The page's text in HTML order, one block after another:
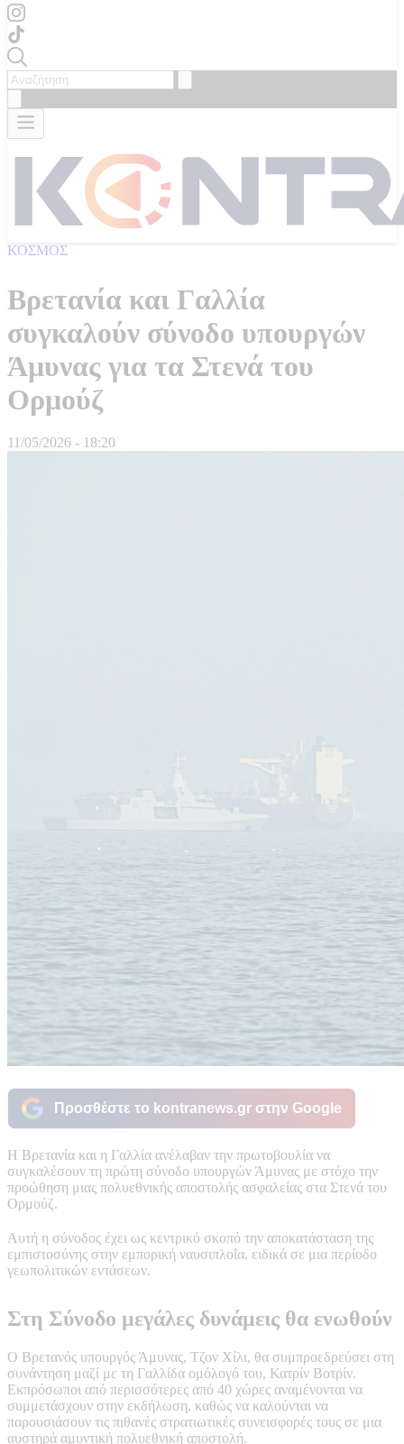
ΚΟΣΜΟΣ
Βρετανία και Γαλλία
συγκαλούν σύνοδο υπουργών
Άμυνας για τα Στενά του
Ορμούζ
11/05/2026 - 18:20
Προσθέστε το kontranews.gr στην Google
Η Βρετανία και η Γαλλία ανέλαβαν την πρωτοβουλία να
συγκαλέσουν τη πρώτη σύνοδο υπουργών Άμυνας με στόχο την
προώθηση μιας πολυεθνικής αποστολής ασφαλείας στα Στενά του
Ορμούζ.
Αυτή η σύνοδος έχει ως κεντρικό σκοπό την αποκατάσταση της
εμπιστοσύνης στην εμπορική ναυσιπλοΐα, ειδικά σε μια περίοδο
γεωπολιτικών εντάσεων.
Στη Σύνοδο μεγάλες δυνάμεις θα ενωθούν
Ο Βρετανός υπουργός Άμυνας, Τζον Χίλι, θα συμπροεδρεύσει στη
συνάντηση μαζί με τη Γαλλίδα ομόλογό του, Κατρίν Βοτρίν.
Εκπρόσωποι από περισσότερες από 40 χώρες αναμένονται να
συμμετάσχουν στην εκδήλωση, καθώς να καλούνται να
παρουσιάσουν τις πιθανές στρατιωτικές συνεισφορές τους σε μια
αυστηρά αμυντική πολυεθνική αποστολή.